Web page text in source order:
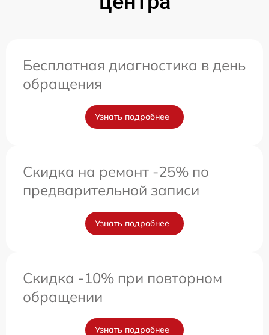
Бесплатная диагностика в день
обращения
Узнать подробнее
Скидка на ремонт -25% по
предварительной записи
Узнать подробнее
Скидка -10% при повторном
обращении
Узнать подробнее